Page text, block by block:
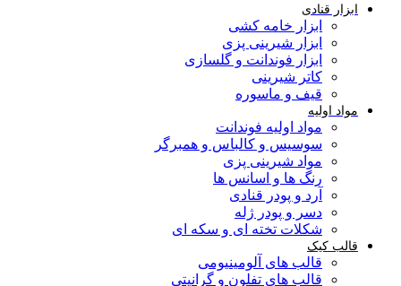
ابزار قنادی
ابزار خامه کشی
ابزار شیرینی پزی
ابزار فوندانت و گلسازی
کاتر شیرینی
قیف و ماسوره
مواد اولیه
مواد اولیه فوندانت
سوسیس و کالباس و همبرگر
مواد شیرینی پزی
رنگ ها و اسانس ها
آرد و پودر قنادی
دسر و پودر ژله
شکلات تخته ای و سکه ای
قالب کیک
قالب های آلومینیومی
قالب های تفلون و گرانیتی